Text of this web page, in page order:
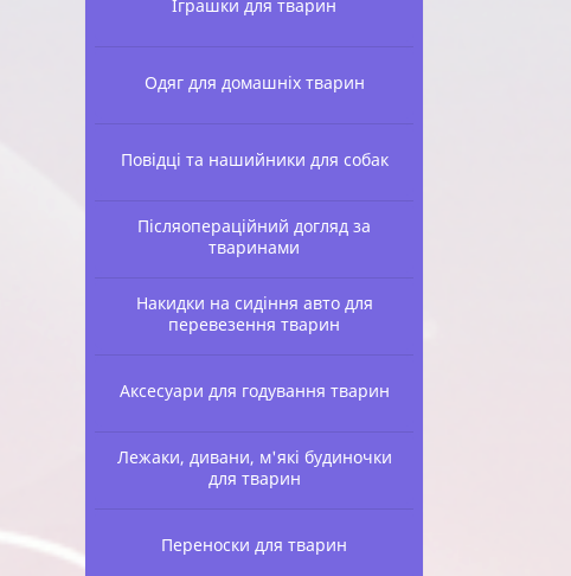
Іграшки для тварин
Одяг для домашніх тварин
Повідці та нашийники для собак
Післяопераційний догляд за
тваринами
Накидки на сидіння авто для
перевезення тварин
Аксесуари для годування тварин
Лежаки, дивани, м'які будиночки
для тварин
Переноски для тварин